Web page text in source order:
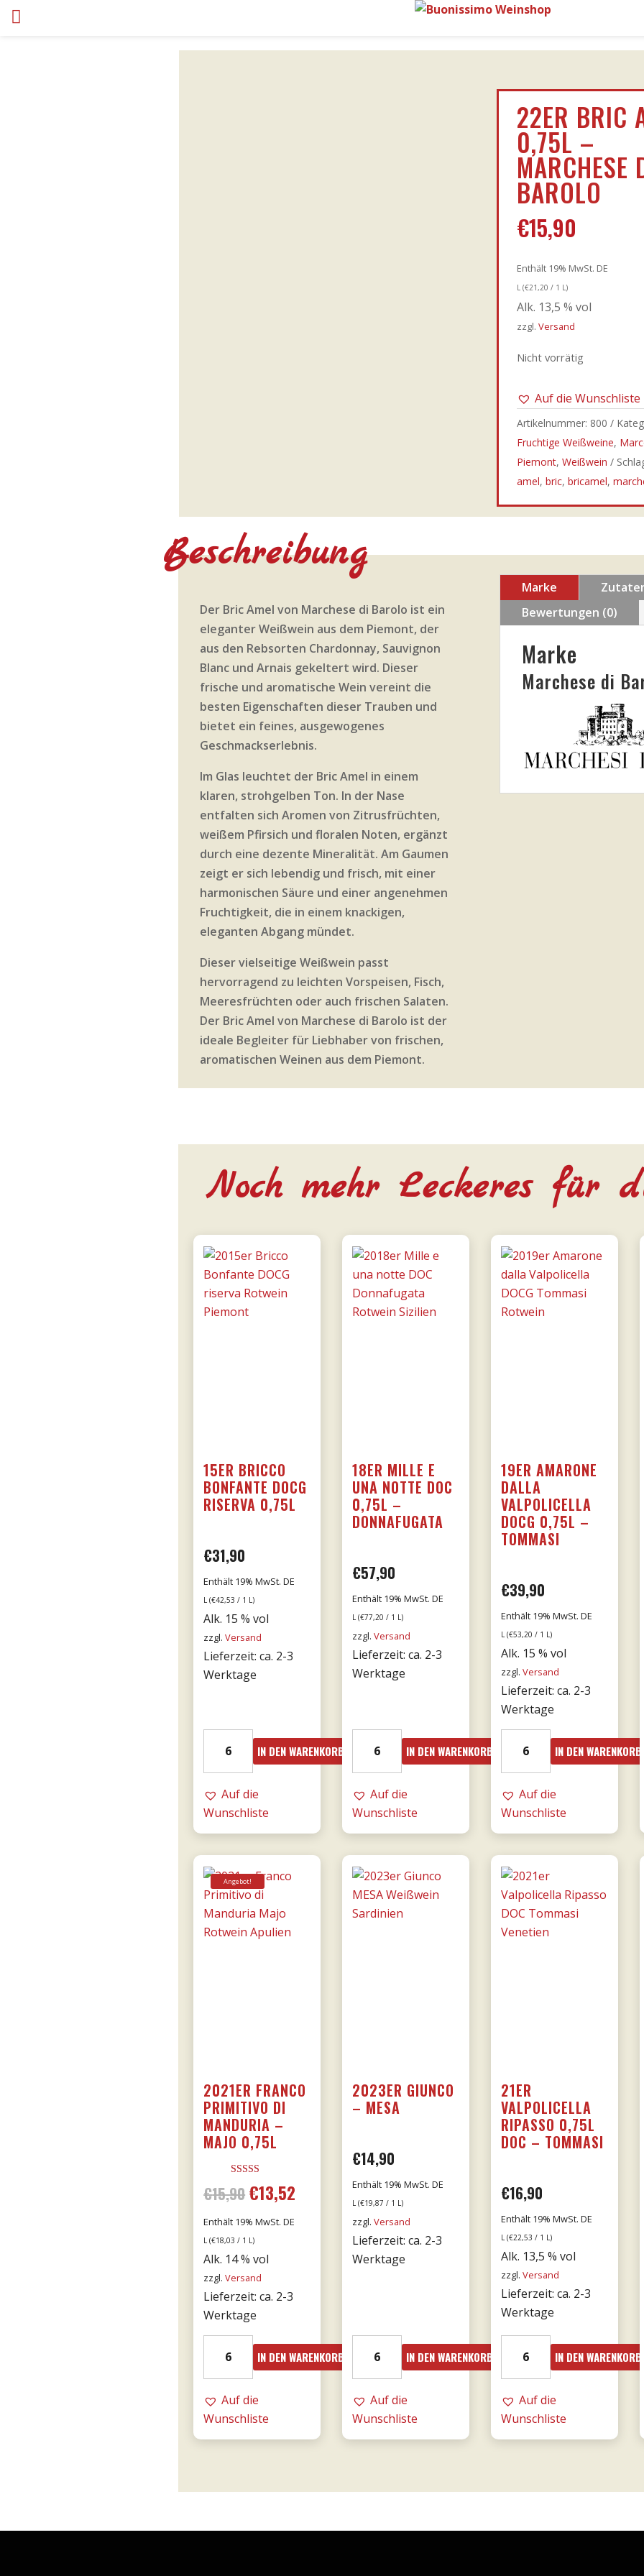
22ER BRIC
0,75L –
MARCHESE
BAROLO
€15,90
Enthält 19% MwSt. DE
L (€21,20 / 1 L)
Alk. 13,5 % vol
zzgl. Versand
Nicht vorrätig
Auf die Wunschliste
Artikelnummer: 800
Fruchtige Weißweine,
Piemont, Weißwein
amel, bric, bricamel,
Beschreibung
Der Bric Amel von Marchese di Barolo ist ein
eleganter Weißwein aus dem Piemont, der
aus den Rebsorten Chardonnay, Sauvignon
Blanc und Arnais gekeltert wird. Dieser
frische und aromatische Wein vereint die
besten Eigenschaften dieser Trauben und
bietet ein feines, ausgewogenes
Geschmackserlebnis.
Im Glas leuchtet der Bric Amel in einem
klaren, strohgelben Ton. In der Nase
entfalten sich Aromen von Zitrusfrüchten,
weißem Pfirsich und floralen Noten, ergänzt
durch eine dezente Mineralität. Am Gaumen
zeigt er sich lebendig und frisch, mit einer
harmonischen Säure und einer angenehmen
Fruchtigkeit, die in einem knackigen,
eleganten Abgang mündet.
Dieser vielseitige Weißwein passt
hervorragend zu leichten Vorspeisen, Fisch,
Meeresfrüchten oder auch frischen Salaten.
Der Bric Amel von Marchese di Barolo ist der
ideale Begleiter für Liebhaber von frischen,
aromatischen Weinen aus dem Piemont.
Marke
Bewertungen (0)
Marke
Marchese di
Noch mehr Leckeres für
15ER BRICCO
BONFANTE DOCG
RISERVA 0,75L
€31,90
Enthält 19% MwSt. DE
L (€42,53 / 1 L)
Alk. 15 % vol
zzgl.Versand
Lieferzeit: ca. 2-3
Werktage
Bricco
Bonfante
DOCG
riserva
0,75l
IN DEN WARENKORB
Auf die
Wunschliste
18ER MILLE E
UNA NOTTE DOC
0,75L –
DONNAFUGATA
€57,90
Enthält 19% MwSt. DE
L (€77,20 / 1 L)
zzgl.Versand
Lieferzeit: ca. 2-3
Werktage
Mille
e
una
notte
DOC
-
Donnafugata
Menge
IN DEN WARENKORB
Auf die
Wunschliste
19ER AMARONE
DALLA
VALPOLICELLA
DOCG 0,75L –
TOMMASI
€39,90
Enthält 19% MwSt. DE
L (€53,20 / 1 L)
Alk. 15 % vol
zzgl. Versand
Lieferzeit: ca. 2-3
Werktage
Amarone
dalla
Valpolicella
DOCG
0,75l
Tommasi
Menge
IN DEN WARENKORB
Auf die
Wunschliste
Angebot!
2021ER FRANCO
PRIMITIVO DI
MANDURIA –
MAJO 0,75L
5.00
von 5
€15,90 Ursprünglicher
Preis
war:
€15,90
€13,52
Enthält 19% MwSt. DE
L (€18,03 / 1 L)
Alk. 14 % vol
zzgl.Versand
Lieferzeit: ca. 2-3
Werktage
Franco
Primitivo
di
Manduria
-
Menge
IN DEN WARENKORB
Auf die
Wunschliste
2023ER GIUNCO
– MESA
€14,90
Enthält 19% MwSt. DE
L (€19,87 / 1 L)
zzgl.Versand
Lieferzeit: ca. 2-3
Werktage
Giunco
-
MESA
Menge
IN DEN WARENKORB
Auf die
Wunschliste
21ER
VALPOLICELLA
RIPASSO 0,75L
DOC – TOMMASI
€16,90
Enthält 19% MwSt. DE
L (€22,53 / 1 L)
Alk. 13,5 % vol
zzgl. Versand
Lieferzeit: ca. 2-3
Werktage
Valpolicella
Ripasso
0,75l
DOC
-
IN DEN WARENKORB
Auf die
Wunschliste